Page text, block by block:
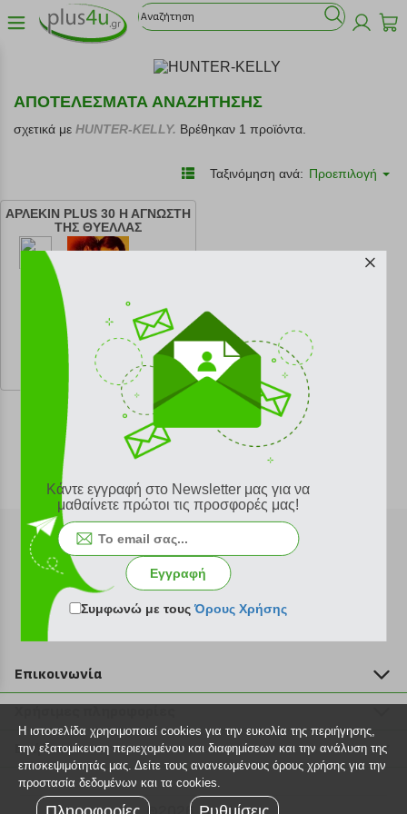
ΑΠΟΤΕΛΕΣΜΑΤΑ ΑΝΑΖΗΤΗΣΗΣ
σχετικά με HUNTER-KELLY. Βρέθηκαν 1 προϊόντα.
Ταξινόμηση ανά: Προεπιλογή
ΑΡΛΕΚΙΝ PLUS 30 Η ΑΓΝΩΣΤΗ
ΤΗΣ ΘΥΕΛΛΑΣ
κωδ. 108202942
10.71 €
Ελάχιστη 30 ημερών 11.90 €
Προτεινόμενη λιανική 11.90 €
Εγγραφή στο newsletter
Επικοινωνία
211 2000 700
info@plus4u.gr
Η εταιρία
Σημεία παραλαβής
Ευκαιρίες καριέρας
Βοήθεια
Εξέλιξη παραγγελίας
Τρόποι παραγγελίας
Κάντε εγγραφή στο Newsletter μας για να
μαθαίνετε πρώτοι τις προσφορές μας!
Εγγραφή
Συμφωνώ με τουςΌρους Χρήσης
Η ιστοσελίδα χρησιμοποιεί cookies για την ευκολία της περιήγησης,
την εξατομίκευση περιεχομένου και διαφημίσεων και την ανάλυση της
επισκεψιμότητάς μας. Δείτε τους ανανεωμένους όρους χρήσης για την
προστασία δεδομένων και τα cookies.